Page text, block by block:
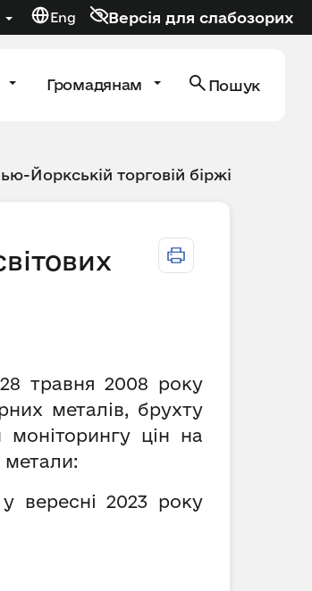
Eng Версія для слабозорих
Громадянам Пошук
Йоркській торговій біржі
травня 2008 року
металів, брухту
моніторингу цін на
метали:
у вересні 2023 року